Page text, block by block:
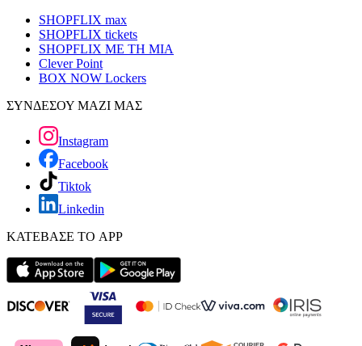
SHOPFLIX max
SHOPFLIX tickets
SHOPFLIX ΜΕ ΤΗ ΜΙΑ
Clever Point
BOX NOW Lockers
ΣΥΝΔΕΣΟΥ ΜΑΖΙ ΜΑΣ
Instagram
Facebook
Tiktok
Linkedin
ΚΑΤΕΒΑΣΕ ΤΟ APP